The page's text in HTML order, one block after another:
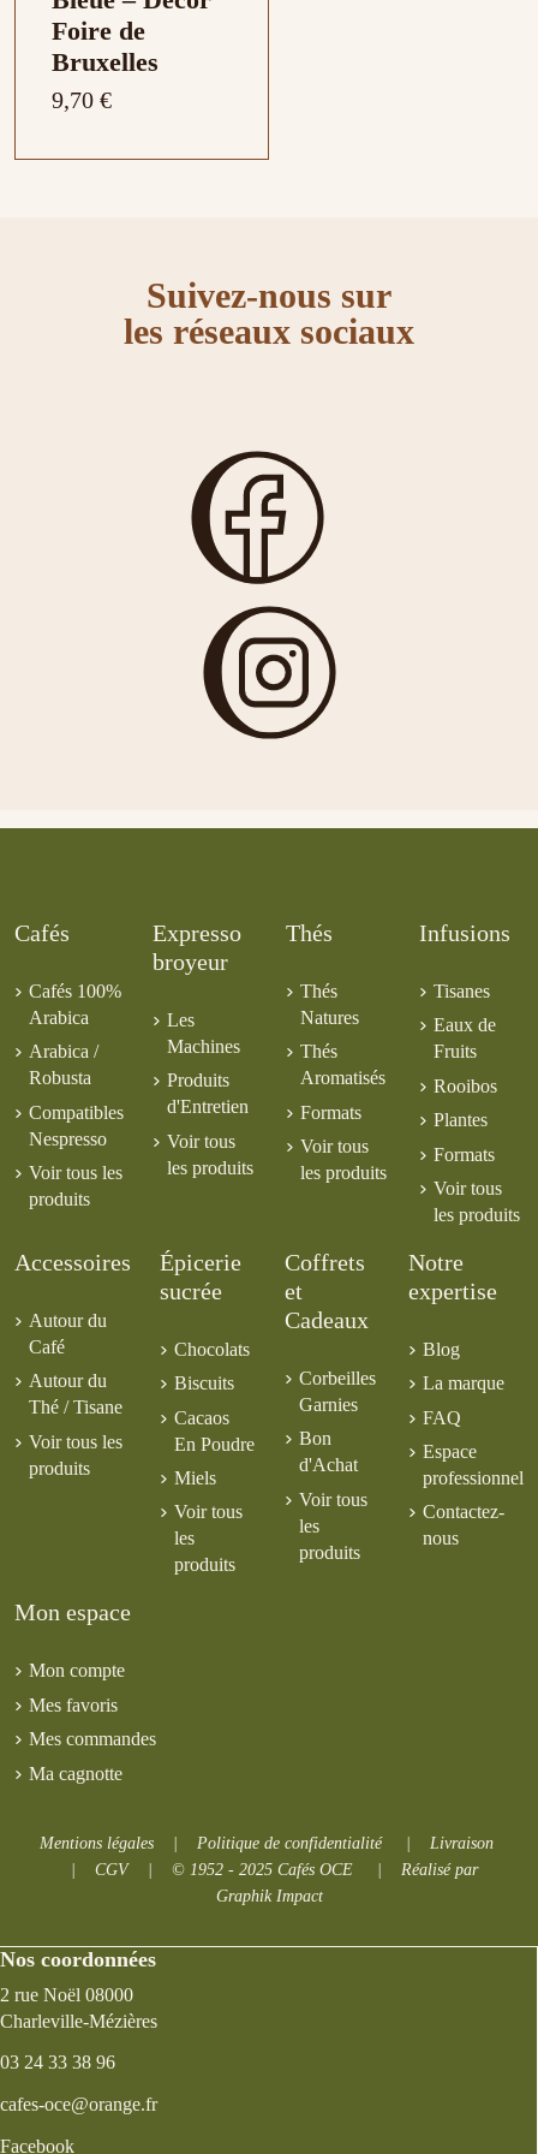
Foire de
Bruxelles
9,70 €
Suivez-nous sur
les réseaux sociaux
Cafés
Cafés 100%
Arabica
Arabica /
Robusta
Compatibles
Nespresso
Voir tous les
produits
Expresso
broyeur
Les
Machines
Produits
d'Entretien
Voir tous
les produits
Thés
Thés
Natures
Thés
Aromatisés
Formats
Voir tous
les produits
Infusions
Tisanes
Eaux de
Fruits
Rooibos
Plantes
Formats
Voir tous
les produits
Accessoires
Autour du
Café
Autour du
Thé / Tisane
Voir tous les
produits
Épicerie
sucrée
Chocolats
Biscuits
Cacaos
En Poudre
Miels
Voir tous
les
produits
Coffrets
et
Cadeaux
Corbeilles
Garnies
Bon
d'Achat
Voir tous
les
produits
Notre
expertise
Blog
La marque
FAQ
Espace
professionnel
Contactez-
nous
Mon espace
Mon compte
Mes favoris
Mes commandes
Ma cagnotte
Mentions légales | Politique de confidentialité| Livraison
|
CGV| © 1952 - 2025 Cafés OCE| Réalisé par
Graphik Impact
Nos coordonnées
2 rue Noël 08000
Charleville-Mézières
03 24 33 38 96
cafes-oce@orange.fr
Facebook